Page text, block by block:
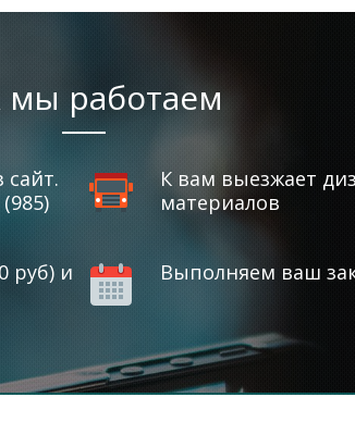
мы работаем
сайт.
К вам выезжает
материалов
руб) и
Выполняем ваш